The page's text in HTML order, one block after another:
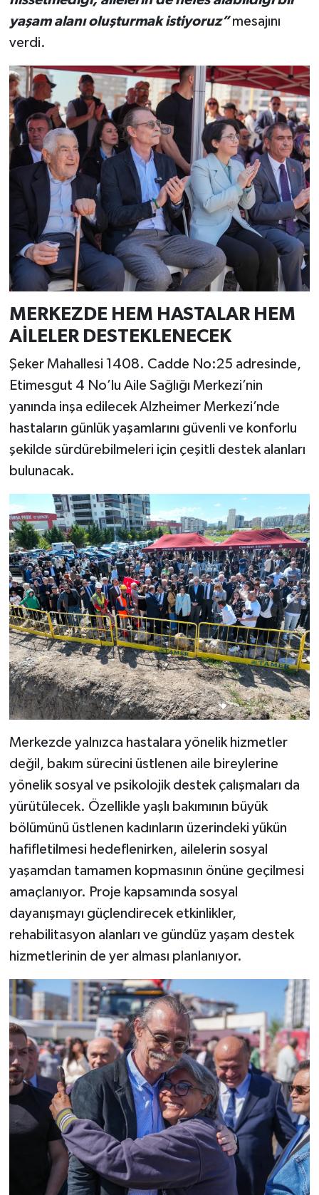
yaşam alanı oluşturmak istiyoruz”mesajını
verdi.
MERKEZDE HEM HASTALAR HEM
AİLELER DESTEKLENECEK
Şeker Mahallesi 1408. Cadde No:25 adresinde,
Etimesgut 4 No’lu Aile Sağlığı Merkezi’nin
yanında inşa edilecek Alzheimer Merkezi’nde
hastaların günlük yaşamlarını güvenli ve konforlu
şekilde sürdürebilmeleri için çeşitli destek alanları
bulunacak.
Merkezde yalnızca hastalara yönelik hizmetler
değil, bakım sürecini üstlenen aile bireylerine
yönelik sosyal ve psikolojik destek çalışmaları da
yürütülecek. Özellikle yaşlı bakımının büyük
bölümünü üstlenen kadınların üzerindeki yükün
hafifletilmesi hedeflenirken, ailelerin sosyal
yaşamdan tamamen kopmasının önüne geçilmesi
amaçlanıyor. Proje kapsamında sosyal
dayanışmayı güçlendirecek etkinlikler,
rehabilitasyon alanları ve gündüz yaşam destek
hizmetlerinin de yer alması planlanıyor.